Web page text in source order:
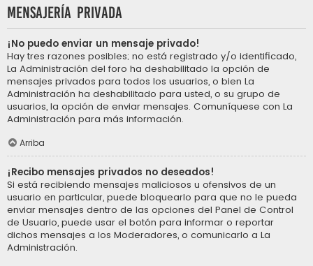
Mensajería privada
¡No puedo enviar un mensaje privado!
Hay tres razones posibles; no está registrado y/o identificado,
La Administración del foro ha deshabilitado la opción de
mensajes privados para todos los usuarios, o bien La
Administración ha deshabilitado para usted, o su grupo de
usuarios, la opción de enviar mensajes. Comuníquese con La
Administración para más información.
Arriba
¡Recibo mensajes privados no deseados!
Si está recibiendo mensajes maliciosos u ofensivos de un
usuario en particular, puede bloquearlo para que no le pueda
enviar mensajes dentro de las opciones del Panel de Control
de Usuario, puede usar el botón para informar o reportar
dichos mensajes a los Moderadores, o comunicarlo a La
Administración.